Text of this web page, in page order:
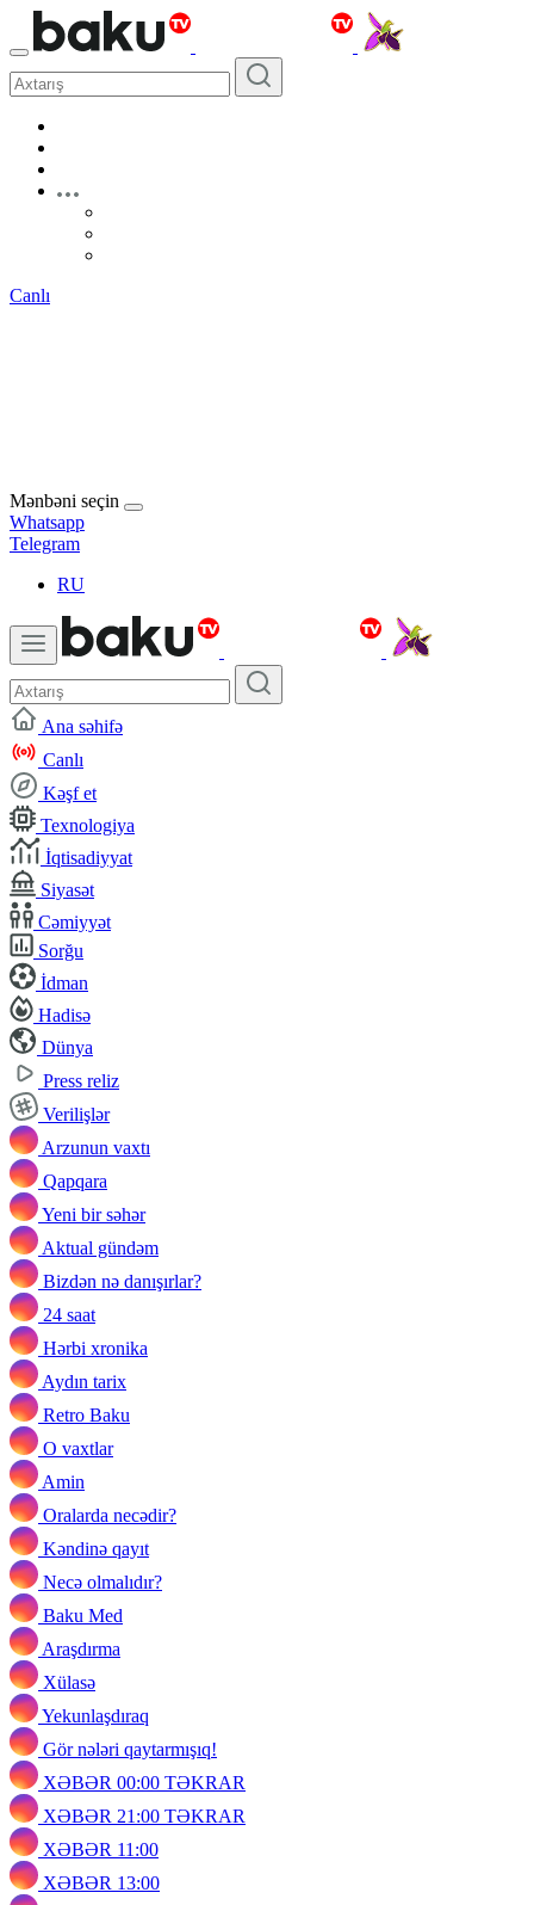
Canlı
Mənbəni seçin
Whatsapp
Telegram
RU
Ana səhifə
Canlı
Kəşf et
Texnologiya
İqtisadiyyat
Siyasət
Cəmiyyət
Sorğu
İdman
Hadisə
Dünya
Press reliz
Verilişlər
Arzunun vaxtı
Qapqara
Yeni bir səhər
Aktual gündəm
Bizdən nə danışırlar?
24 saat
Hərbi xronika
Aydın tarix
Retro Baku
O vaxtlar
Amin
Oralarda necədir?
Kəndinə qayıt
Necə olmalıdır?
Baku Med
Araşdırma
Xülasə
Yekunlaşdıraq
Gör nələri qaytarmışıq!
XƏBƏR 00:00 TƏKRAR
XƏBƏR 21:00 TƏKRAR
XƏBƏR 11:00
XƏBƏR 13:00